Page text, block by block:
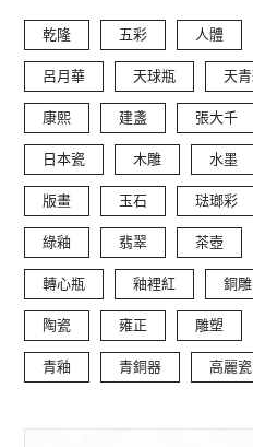
乾隆 五彩 人體
呂月華 天球瓶 天
康熙 建盞 張大千
日本瓷 木雕 水墨
版畫 玉石 琺瑯彩
綠釉 翡翠 茶壺
轉心瓶 釉裡紅 銅雕
陶瓷 雍正 雕塑
青釉 青銅器 高麗瓷